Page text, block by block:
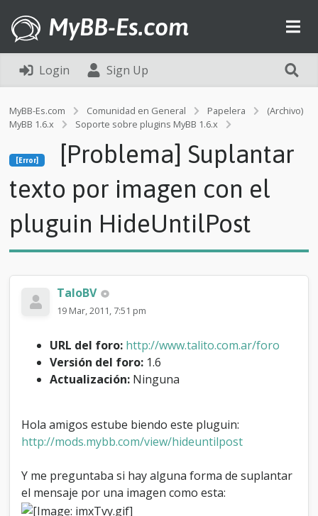
MyBB-Es.com
Login Sign Up
MyBB-Es.com Comunidad en General Papelera
(Archivo)
MyBB 1.6.x
Soporte sobre plugins MyBB 1.6.x
[
P
o
l
e
n
e
x
t
p
[Error]
[Problema] Suplantar
texto por imagen con el
pluguin HideUntilPost
TaloBV
19 Mar, 2011, 7:51 pm
URL del foro: http://www.talito.com.ar/foro
Versión del foro: 1.6
Actualización: Ninguna
Hola amigos estube biendo este pluguin:
http://mods.mybb.com/view/hideuntilpost
Y me preguntaba si hay alguna forma de suplantar
el mensaje por una imagen como esta: